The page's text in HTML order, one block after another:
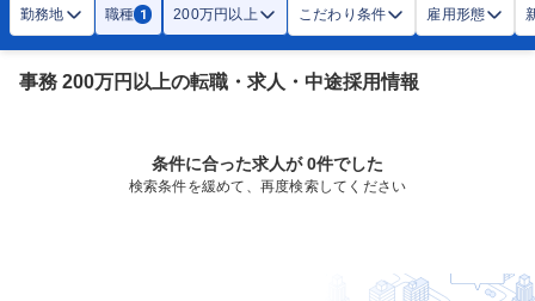
勤務地 職種 1 200万円以上 こだわり条件 雇用形態
事務 200万円以上の転職・求人・中途採用情報
条件に合った求人が 0件でした
検索条件を緩めて、再度検索してください